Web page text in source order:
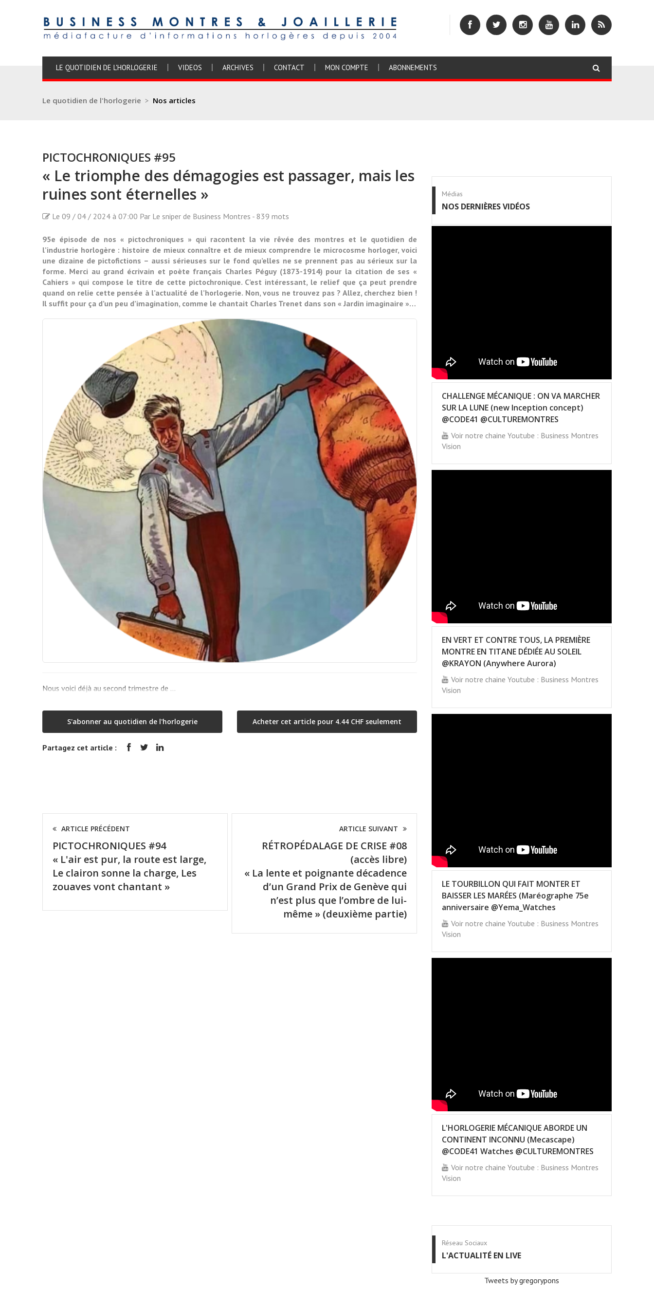
LE QUOTIDIEN DE L'HORLOGERIE VIDEOS ARCHIVES CONTACT MON COMPTE ABONNEMENTS
Le quotidien de l'horlogerie > Nos articles
PICTOCHRONIQUES #95
« Le triomphe des démagogies est passager, mais les
ruines sont éternelles »
Le 09 / 04 / 2024 à 07:00 Par Le sniper de Business Montres - 839 mots
95e épisode de nos « pictochroniques » qui racontent la vie rêvée des montres et le quotidien de
l’industrie horlogère : histoire de mieux connaître et de mieux comprendre le microcosme horloger, voici
une dizaine de pictofictions – aussi sérieuses sur le fond qu’elles ne se prennent pas au sérieux sur la
forme. Merci au grand écrivain et poète français Charles Péguy (1873-1914) pour la citation de ses «
Cahiers » qui compose le titre de cette pictochronique. C’est intéressant, le relief que ça peut prendre
quand on relie cette pensée à l’actualité de l’horlogerie. Non, vous ne trouvez pas ? Allez, cherchez bien !
Il suffit pour ça d’un peu d’imagination, comme le chantait Charles Trenet dans son « Jardin imaginaire »…
Nous voici déjà au second trimestre de …
S'abonner au quotidien de l'horlogerie Acheter cet article pour 4.44 CHF seulement
Partagez cet article :
ARTICLE PRÉCÉDENT
PICTOCHRONIQUES #94
« L'air est pur, la route est large,
Le clairon sonne la charge, Les
zouaves vont chantant »
ARTICLE SUIVANT
RÉTROPÉDALAGE DE CRISE #08
(accès libre)
« La lente et poignante décadence
d’un Grand Prix de Genève qui
n’est plus que l’ombre de lui-
même » (deuxième partie)
Médias
NOS DERNIÈRES VIDÉOS
CHALLENGE MÉCANIQUE : ON VA MARCHER
SUR LA LUNE (new Inception concept)
@CODE41 @CULTUREMONTRES
Voir notre chaine Youtube : Business Montres
Vision
EN VERT ET CONTRE TOUS, LA PREMIÈRE
MONTRE EN TITANE DÉDIÉE AU SOLEIL
@KRAYON (Anywhere Aurora)
Voir notre chaine Youtube : Business Montres
Vision
LE TOURBILLON QUI FAIT MONTER ET
BAISSER LES MARÉES (Maréographe 75e
anniversaire @Yema_Watches
Voir notre chaine Youtube : Business Montres
Vision
L'HORLOGERIE MÉCANIQUE ABORDE UN
CONTINENT INCONNU (Mecascape)
@CODE41 Watches @CULTUREMONTRES
Voir notre chaine Youtube : Business Montres
Vision
Réseau Sociaux
L'ACTUALITÉ EN LIVE
Tweets by gregorypons